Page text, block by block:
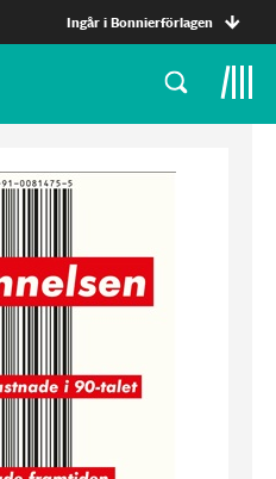
Ingår i Bonnierförlagen